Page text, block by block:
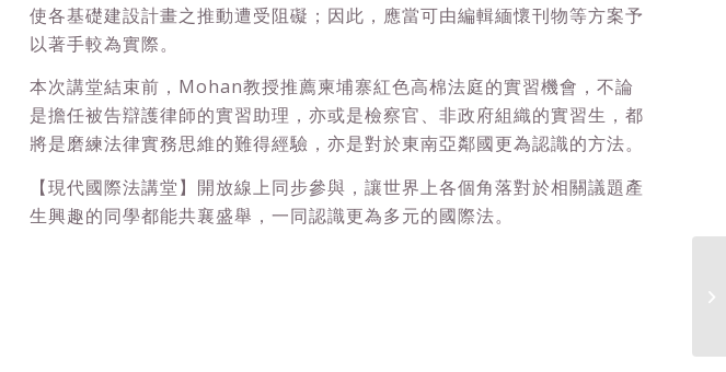
使各基礎建設計畫之推動遭受阻礙；因此，應當可由編輯緬懷刊物等方案予
以著手較為實際。
本次講堂結束前，Mohan教授推薦柬埔寨紅色高棉法庭的實習機會，不論
是擔任被告辯護律師的實習助理，亦或是檢察官、非政府組織的實習生，都
將是磨練法律實務思維的難得經驗，亦是對於東南亞鄰國更為認識的方法。
【現代國際法講堂】開放線上同步參與，讓世界上各個角落對於相關議題產
生興趣的同學都能共襄盛舉，一同認識更為多元的國際法。